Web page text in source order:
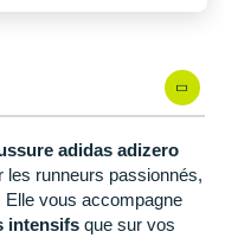
adidas adizero
les runneurs passionnés,
Elle vous accompagne
intensifs que sur vos